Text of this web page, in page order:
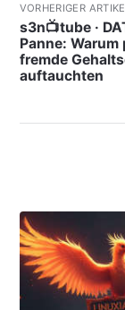
VORHERIGER
s3n📺tube ·
Panne:
fremde
auftauchten